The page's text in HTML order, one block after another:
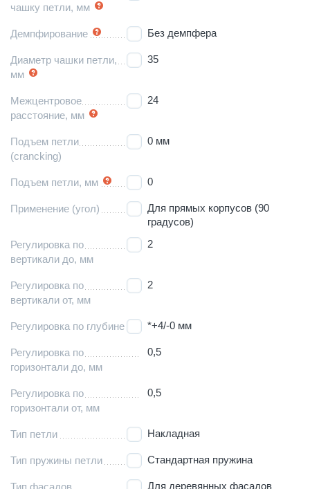
чашку петли, мм
Демпфирование Без демпфера
Диаметр чашки петли,
мм
35
Межцентровое
расстояние, мм
24
Подъем петли
(crancking)
0 мм
Подъем петли, мм 0
Применение (угол)
Для прямых корпусов (90
градусов)
Регулировка по
вертикали до, мм
2
Регулировка по
вертикали от, мм
2
Регулировка по глубине *+4/-0 мм
Регулировка по
горизонтали до, мм
0,5
Регулировка по
горизонтали от, мм
0,5
Тип петли Накладная
Тип пружины петли Стандартная пружина
Тип фасадов Для деревянных фасадов